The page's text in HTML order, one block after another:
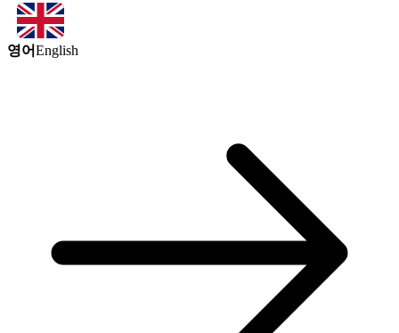
영어English